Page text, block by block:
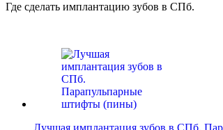
Где сделать имплантацию зубов в СПб.